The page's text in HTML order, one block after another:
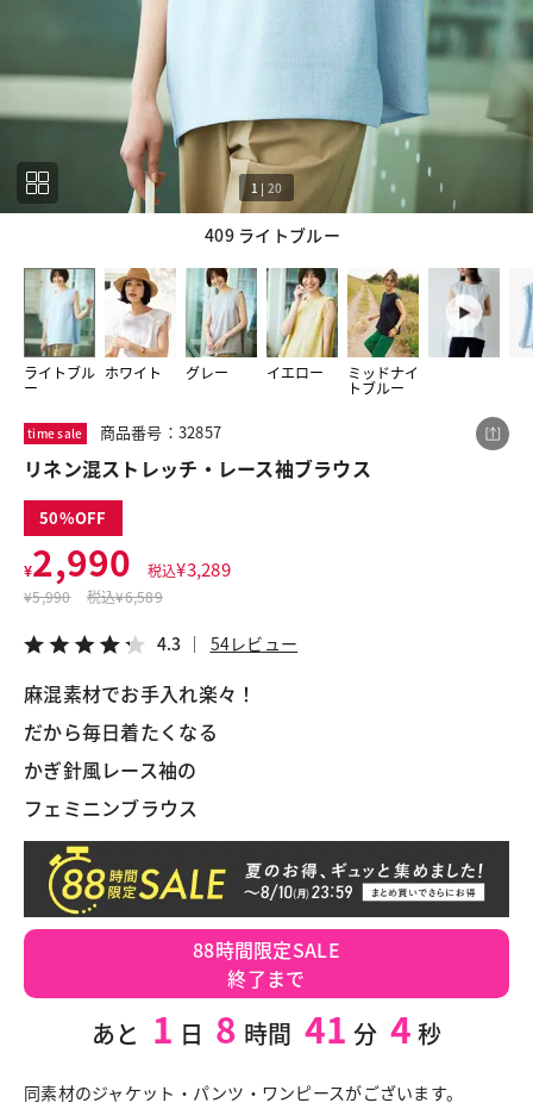
409 ライトブルー
1 | 20
ライトブル
ー
ホワイト グレー イエロー ミッドナイ
トブルー
1 20
time sale 商品番号：32857
リネン混ストレッチ・レース袖ブラウス
50
¥2,990 税込¥3,289
¥5,990 税込¥6,589
4.3 54レビュー
麻混素材でお手入れ楽々！
だから毎日着たくなる
かぎ針風レース袖の
フェミニンブラウス
88時間限定SALE
終了まで
あと 1 日 8 時間 41 分 3 秒
同素材のジャケット・パンツ・ワンピースがございます。
この商品をシェアする
リネン混ストレッチ・レース袖ブラウス